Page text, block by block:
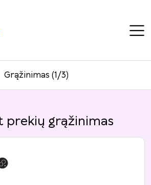
Grąžinimas (1/3)
grąžinimas